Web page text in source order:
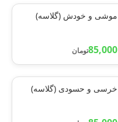
موشی و خودش (گلاسه)
85,000تومان
خرسی و حسودی (گلاسه)